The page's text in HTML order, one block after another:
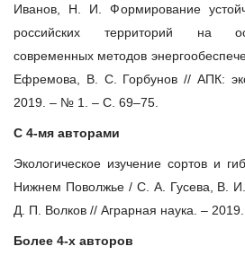
Иванов, Н. И. Формирование
российских территорий на
современных методов
Ефремова, В. С. Горбунов // АПК:
2019. – № 1. – С. 69–75.
С 4-мя авторами
Экологическое изучение сортов и
Нижнем Поволжье / С. А. Гусева, В.
Д. П. Волков // Аграрная наука. –
Более 4-х авторов